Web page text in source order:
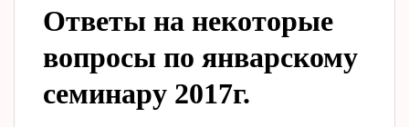
Ответы на некоторые
вопросы по январскому
семинару 2017г.